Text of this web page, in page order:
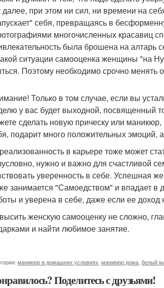
далее, при этом ни сил, ни времени на
себя, превращаясь в
многочисленных красавиц
была брошена на алтарь
ситуации самооценка женщины "на
Поэтому необходимо срочно менять
Только в том случае, если вы
у вас будет выходной, посвященный
сделать новую прическу или
подарит много положительных
в карьере тоже может
нужно и важно для счастливой
уверенность в себе. Успешная
занимается "Самоедством" и впадает в
и уверена в себе, даже если ее
женскую самооценку не сложно,
и найти любимое занятие.
маникюр в домашних условиях маникюр дома белый
Поделитесь с друзьями!